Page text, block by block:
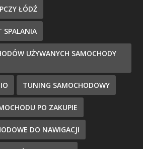
ŁÓDŹ
SPALANIA
UŻYWANYCH SAMOCHODY
TUNING SAMOCHODOWY
PO ZAKUPIE
DO NAWIGACJI